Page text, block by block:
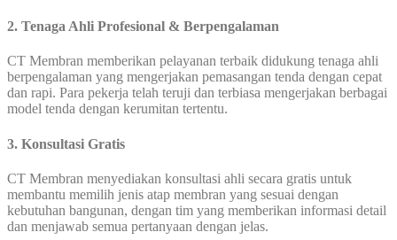
2. Tenaga Ahli Profesional & Berpengalaman
CT Membran memberikan pelayanan terbaik didukung tenaga ahli
berpengalaman yang mengerjakan pemasangan tenda dengan cepat
dan rapi. Para pekerja telah teruji dan terbiasa mengerjakan berbagai
model tenda dengan kerumitan tertentu.
3. Konsultasi Gratis
CT Membran menyediakan konsultasi ahli secara gratis untuk
membantu memilih jenis atap membran yang sesuai dengan
kebutuhan bangunan, dengan tim yang memberikan informasi detail
dan menjawab semua pertanyaan dengan jelas.